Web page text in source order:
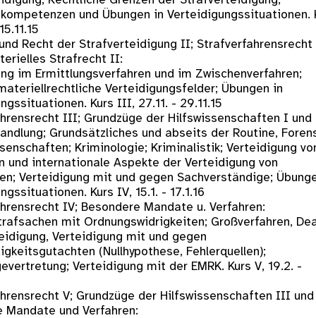
und Übungen in Verteidigungssituationen.
Recht der Strafverteidigung II;
Strafrecht II:
im Ermittlungsverfahren und im Zwischenverfahren;
Verteidigungsfelder; Übungen in
Kurs III, 27.11. - 29.11.15
III; Grundzüge der Hilfswissenschaften I
Grundsätzliches und abseits der Routine,
Kriminologie; Kriminalistik; Verteidigung
und internationale Aspekte der Verteidigung von
Verteidigung mit und gegen Sachverständige;
Kurs IV, 15.1. - 17.1.16
IV; Besondere Mandate u. Verfahren:
mit Ordnungswidrigkeiten; Großverfahren,
Verteidigung mit und gegen
(Nullhypothese, Fehlerquellen);
Verteidigung mit der EMRK. Kurs V, 19.2. -
V; Grundzüge der Hilfswissenschaften III und
Mandate und Verfahren: